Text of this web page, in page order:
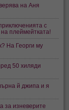
на Аня
с
плеймейтката!
На Георги му
50 хиляди
й джипа и я
за изневерите